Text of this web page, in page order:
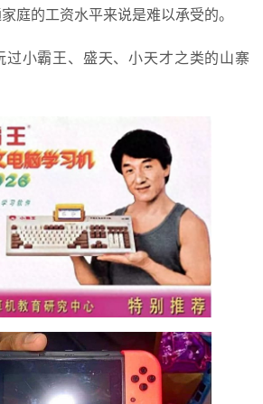
庭的工资水平来说是难以承受的。
过小霸王、盛天、小天才之类的山寨